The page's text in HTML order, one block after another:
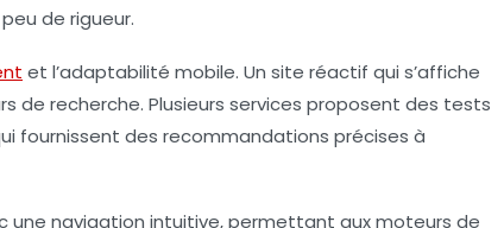
de rigueur.
et l’adaptabilité mobile. Un site réactif qui s’affiche
recherche. Plusieurs services proposent des tests
fournissent des recommandations précises à
une navigation intuitive, permettant aux moteurs de